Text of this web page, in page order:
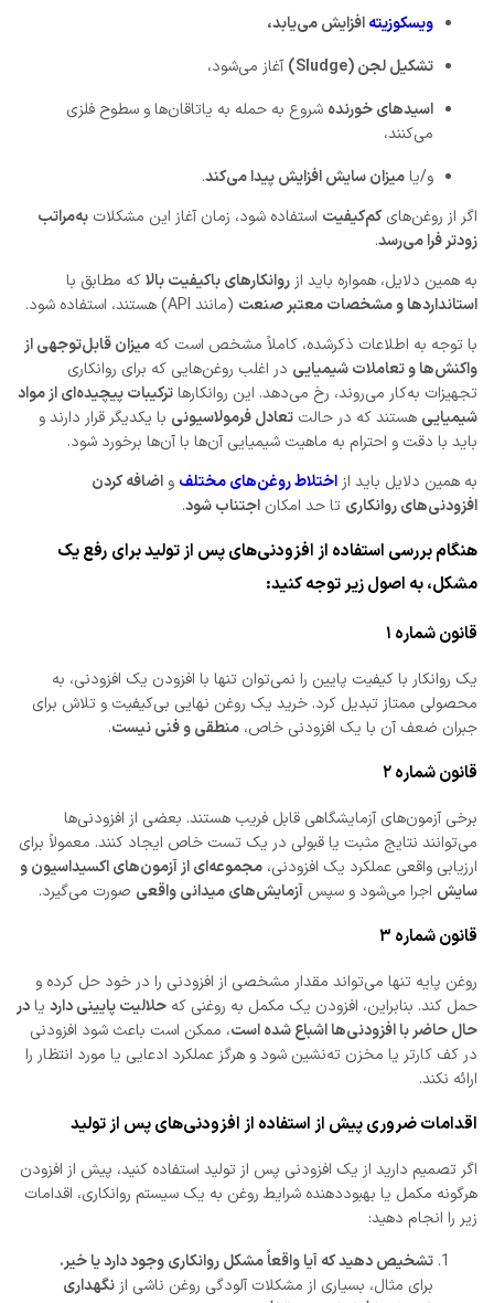
ویسکوزیتهافزایش می‌یابد،
تشکیل لجن (Sludge)
آغاز می‌شود،
اسیدهای خورنده شروع به حمله به یاتاقان‌ها و سطوح فلزی
می‌کنند،
و/یامیزان سایش افزایش پیدا می‌کند.
اگر از روغن‌هایکم‌کیفیت استفاده شود، زمان آغاز این مشکلات به‌مراتب
زودتر فرا می‌رسد.
به همین دلایل، همواره باید از روانکارهای باکیفیت بالاکه مطابق با
استانداردها و مشخصات معتبر صنعت (مانند API) هستند، استفاده شود.
با توجه به اطلاعات ذکرشده، کاملاً مشخص است که میزان قابل‌توجهی از
واکنش‌ها و تعاملات شیمیایی در اغلب روغن‌هایی که برای روانکاری
تجهیزات به‌کار می‌روند، رخ می‌دهد. این روانکارهاترکیبات پیچیده‌ای از مواد
شیمیایی هستند که در حالت تعادل فرمولاسیونی با یکدیگر قرار دارند و
باید با دقت و احترام به ماهیت شیمیایی آن‌ها با آن‌ها برخورد شود.
به همین دلایل باید از اختلاط روغن‌های مختلف و اضافه کردن
افزودنی‌های روانکاری تا حد امکان اجتناب شود.
هنگام بررسی استفاده از افزودنی‌های پس از تولید برای رفع یک
مشکل، به اصول زیر توجه کنید:
قانون شماره ۱
یک روانکار با کیفیت پایین را نمی‌توان تنها با افزودن یک افزودنی، به
محصولی ممتاز تبدیل کرد. خرید یک روغن نهایی بی‌کیفیت و تلاش برای
جبران ضعف آن با یک افزودنی خاص، منطقی و فنی نیست.
قانون شماره ۲
برخی آزمون‌های آزمایشگاهی قابل فریب هستند. بعضی از افزودنی‌ها
می‌توانند نتایج مثبت یا قبولی در یک تست خاص ایجاد کنند. معمولاً برای
ارزیابی واقعی عملکرد یک افزودنی، مجموعه‌ای از آزمون‌های اکسیداسیون و
سایش اجرا می‌شود و سپس آزمایش‌های میدانی واقعی صورت می‌گیرد.
قانون شماره ۳
روغن پایه تنها می‌تواند مقدار مشخصی از افزودنی را در خود حل کرده و
حمل کند. بنابراین، افزودن یک مکمل به روغنی که حلالیت پایینی دارد یادر
حال حاضر با افزودنی‌ها اشباع شده است، ممکن است باعث شود افزودنی
در کف کارتر یا مخزن ته‌نشین شود و هرگز عملکرد ادعایی یا مورد انتظار را
ارائه نکند.
اقدامات ضروری پیش از استفاده از افزودنی‌های پس از تولید
اگر تصمیم دارید از یک افزودنی پس از تولید استفاده کنید، پیش از افزودن
هرگونه مکمل یا بهبوددهنده شرایط روغن به یک سیستم روانکاری، اقدامات
زیر را انجام دهید:
تشخیص دهید که آیا واقعاً مشکل روانکاری وجود دارد یا خیر.
برای مثال، بسیاری از مشکلات آلودگی روغن ناشی از نگهداری